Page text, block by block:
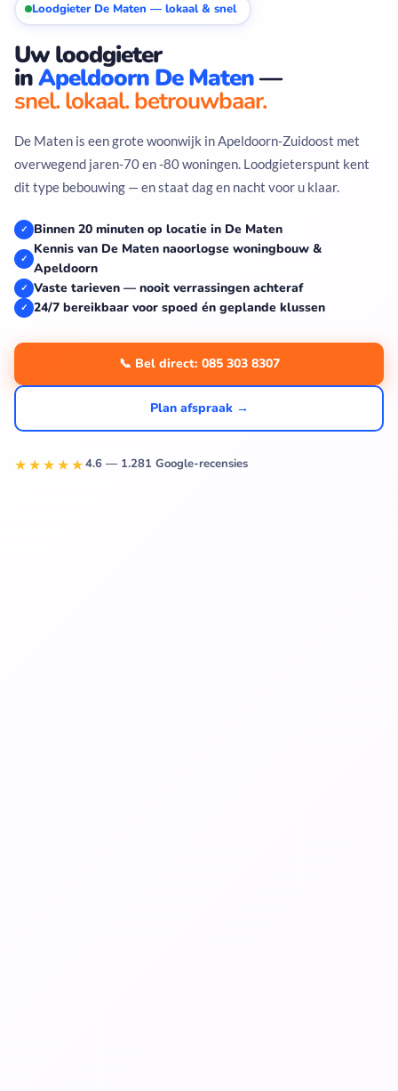
Loodgieter De Maten — lokaal & snel
Uw loodgieter
inApeldoorn De Maten—
snel. lokaal. betrouwbaar.
De Maten is een grote woonwijk in Apeldoorn-Zuidoost met
overwegend jaren-70 en -80 woningen. Loodgieterspunt kent
dit type bebouwing — en staat dag en nacht voor u klaar.
✓ Binnen 20 minuten op locatie in De Maten
✓
Kennis van De Maten naoorlogse woningbouw &
Apeldoorn
✓ Vaste tarieven — nooit verrassingen achteraf
✓ 24/7 bereikbaar voor spoed én geplande klussen
📞 Bel direct: 085 303 8307
Plan afspraak →
★★★★★4.6 — 1.281 Google-recensies